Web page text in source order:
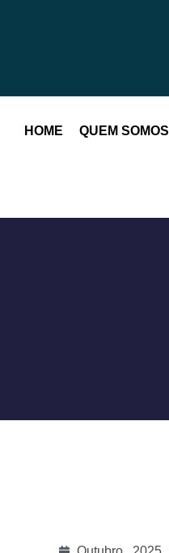
HOME QUEM SOMOS